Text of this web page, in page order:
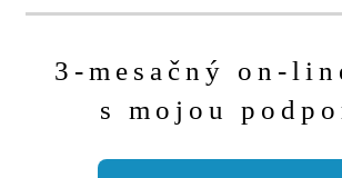
3-mesačný on-
s mojou